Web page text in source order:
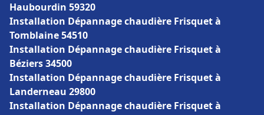
Haubourdin 59320
Installation Dépannage chaudière Frisquet à
Tomblaine 54510
Installation Dépannage chaudière Frisquet à
Béziers 34500
Installation Dépannage chaudière Frisquet à
Landerneau 29800
Installation Dépannage chaudière Frisquet à